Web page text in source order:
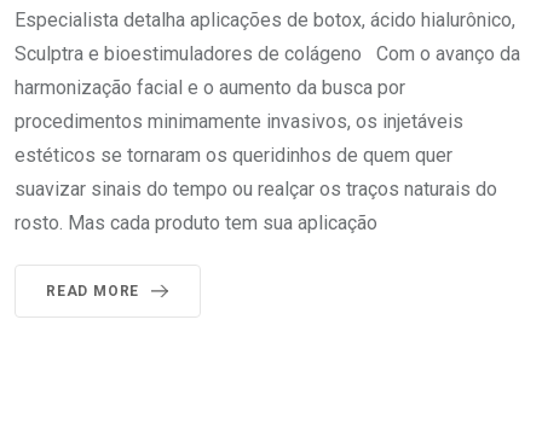
Especialista detalha aplicações de botox, ácido hialurônico,
Sculptra e bioestimuladores de colágeno Com o avanço da
harmonização facial e o aumento da busca por
procedimentos minimamente invasivos, os injetáveis
estéticos se tornaram os queridinhos de quem quer
suavizar sinais do tempo ou realçar os traços naturais do
rosto. Mas cada produto tem sua aplicação
READ MORE